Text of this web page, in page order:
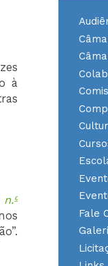
à
Fale